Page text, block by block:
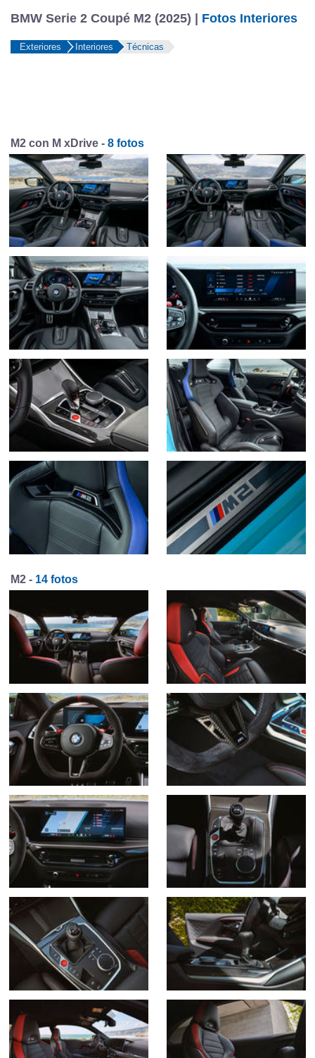
BMW Serie 2 Coupé M2 (2025) | Fotos Interiores
Exteriores Interiores Técnicas
M2 con M xDrive - 8 fotos
M2 - 14 fotos